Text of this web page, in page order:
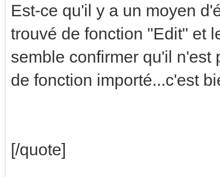
Est-ce qu'il y a un moyen
trouvé de fonction "Edit" et
semble confirmer qu'il
de fonction importé...c'est
[/quote]